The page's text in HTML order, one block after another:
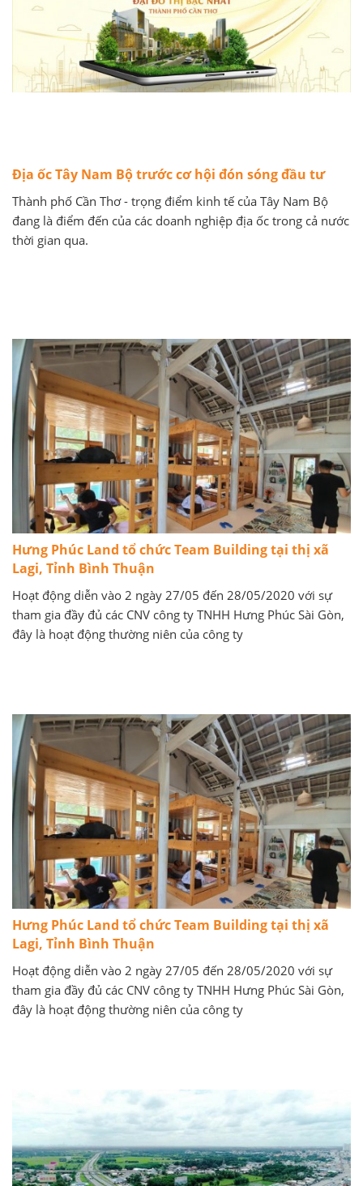
Địa ốc Tây Nam Bộ trước cơ hội đón sóng đầu tư
Thành phố Cần Thơ - trọng điểm kinh tế của Tây Nam Bộ
đang là điểm đến của các doanh nghiệp địa ốc trong cả nước
thời gian qua.
Hưng Phúc Land tổ chức Team Building tại thị xã
Lagi, Tỉnh Bình Thuận
Hoạt động diễn vào 2 ngày 27/05 đến 28/05/2020 với sự
tham gia đầy đủ các CNV công ty TNHH Hưng Phúc Sài Gòn,
đây là hoạt động thường niên của công ty
Hưng Phúc Land tổ chức Team Building tại thị xã
Lagi, Tỉnh Bình Thuận
Hoạt động diễn vào 2 ngày 27/05 đến 28/05/2020 với sự
tham gia đầy đủ các CNV công ty TNHH Hưng Phúc Sài Gòn,
đây là hoạt động thường niên của công ty